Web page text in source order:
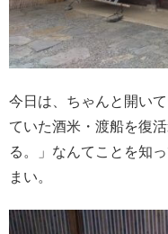
今日は、ちゃんと開い
ていた酒米・渡船を復
る。」なんてことを知
まい。